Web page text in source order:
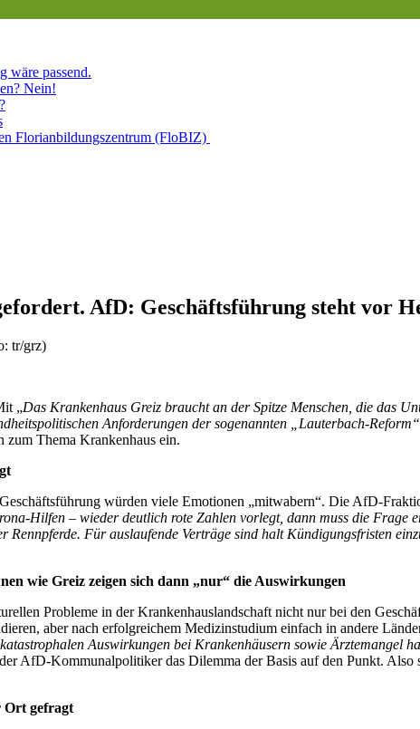
wäre passend.
Nein!
Florianbildungszentrum (FloBIZ)
AfD: Geschäftsführung steht vor
tr/grz)
„Das Krankenhaus Greiz braucht an der Spitze Menschen, die das
Anforderungen der sogenannten „Lauterbach-
Thema Krankenhaus ein.
würden viele Emotionen „mitwabern“. Die AfD-
Hilfen – wieder deutlich rote Zahlen vorlegt, dann muss die
Für auslaufende Verträge sind halt Kündigungsfristen
wie Greiz zeigen sich dann „nur“ die Auswirkungen
Probleme in der Krankenhauslandschaft nicht nur bei den
aber nach erfolgreichem Medizinstudium einfach in andere
Auswirkungen bei Krankenhäusern sowie Ärztemangel
AfD-Kommunalpolitiker das Dilemma der Basis auf den Punkt.
Ort gefragt